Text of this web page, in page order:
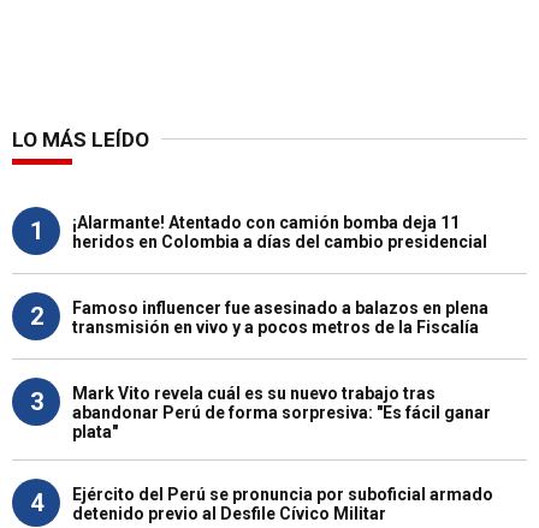
LO MÁS LEÍDO
1
¡Alarmante! Atentado con camión bomba deja 11
heridos en Colombia a días del cambio presidencial
2
Famoso influencer fue asesinado a balazos en plena
transmisión en vivo y a pocos metros de la Fiscalía
3
Mark Vito revela cuál es su nuevo trabajo tras
abandonar Perú de forma sorpresiva: "Es fácil ganar
plata"
4
Ejército del Perú se pronuncia por suboficial armado
detenido previo al Desfile Cívico Militar